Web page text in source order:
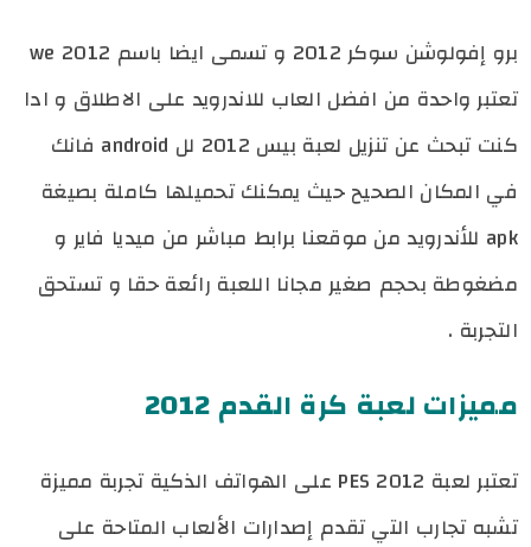
برو إفولوشن سوكر 2012 و تسمى ايضا باسم we 2012
تعتبر واحدة من افضل العاب للاندرويد على الاطلاق و ادا
كنت تبحث عن تنزيل لعبة بيس 2012 لل android فانك
في المكان الصحيح حيث يمكنك تحميلها كاملة بصيغة
apk للأندرويد من موقعنا برابط مباشر من ميديا فاير و
مضغوطة بحجم صغير مجانا اللعبة رائعة حقا و تستحق
التجربة .
مميزات لعبة كرة القدم 2012
تعتبر لعبة PES 2012 على الهواتف الذكية تجربة مميزة
تشبه تجارب التي تقدم إصدارات الألعاب المتاحة على